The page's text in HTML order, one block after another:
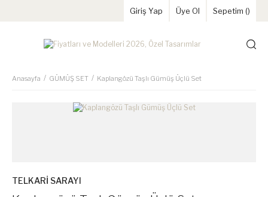
Giriş Yap Üye Ol Sepetim ()
Anasayfa GÜMÜŞ SET Kaplangözü Taşlı Gümüş Üçlü Set
TELKARİ SARAYI